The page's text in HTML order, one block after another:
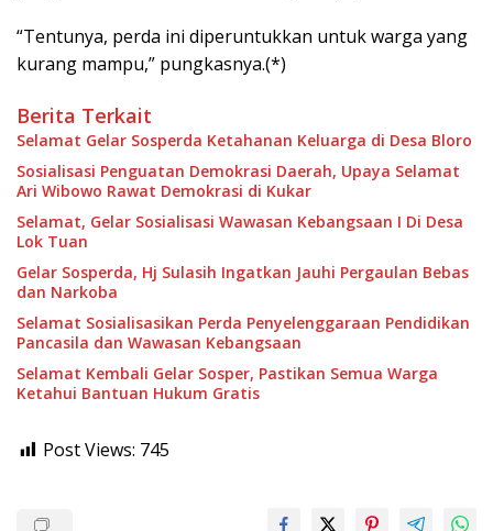
“Tentunya, perda ini diperuntukkan untuk warga yang
kurang mampu,” pungkasnya.(*)
Berita Terkait
Selamat Gelar Sosperda Ketahanan Keluarga di Desa Bloro
Sosialisasi Penguatan Demokrasi Daerah, Upaya Selamat
Ari Wibowo Rawat Demokrasi di Kukar
Selamat, Gelar Sosialisasi Wawasan Kebangsaan I Di Desa
Lok Tuan
Gelar Sosperda, Hj Sulasih Ingatkan Jauhi Pergaulan Bebas
dan Narkoba
Selamat Sosialisasikan Perda Penyelenggaraan Pendidikan
Pancasila dan Wawasan Kebangsaan
Selamat Kembali Gelar Sosper, Pastikan Semua Warga
Ketahui Bantuan Hukum Gratis
Post Views: 745